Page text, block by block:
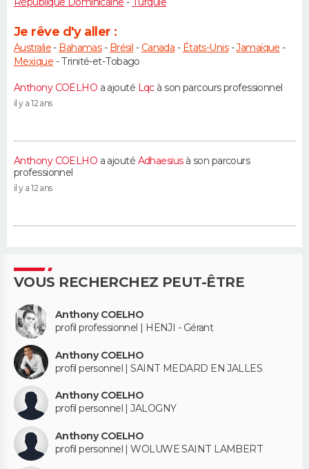
Je rêve d'y aller :
Australie- Bahamas- Brésil - Canada - États-Unis-Jamaïque -
Mexique - Trinité-et-Tobago
Anthony COELHO a ajouté Lqcà son parcours professionnel
il y a 12 ans
Anthony COELHO a ajouté Adhaesiusà son parcours
professionnel
il y a 12 ans
VOUS RECHERCHEZ PEUT-ÊTRE
Anthony COELHO
profil professionnel | HENJI - Gérant
Anthony COELHO
profil personnel | SAINT MEDARD EN JALLES
Anthony COELHO
profil personnel | JALOGNY
Anthony COELHO
profil personnel | WOLUWE SAINT LAMBERT